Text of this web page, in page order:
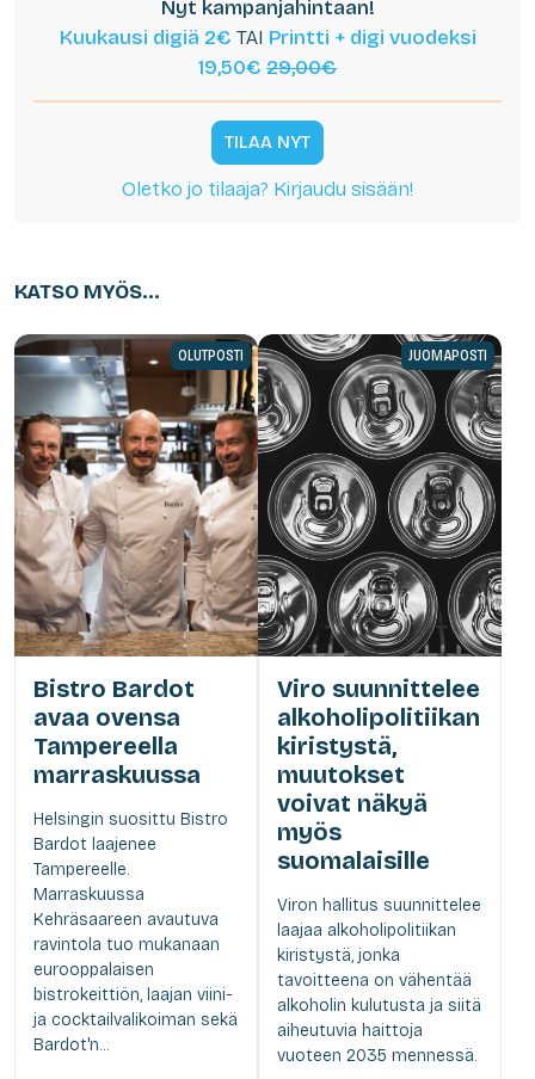
Nyt kampanjahintaan!
Kuukausi digiä 2€ TAI Printti + digi vuodeksi
19,50€ 29,00€
TILAA NYT
Oletko jo tilaaja? Kirjaudu sisään!
KATSO MYÖS...
OLUTPOSTI
Bistro Bardot
avaa ovensa
Tampereella
marraskuussa
Helsingin suosittu Bistro
Bardot laajenee
Tampereelle.
Marraskuussa
Kehräsaareen avautuva
ravintola tuo mukanaan
eurooppalaisen
bistrokeittiön, laajan viini-
ja cocktailvalikoiman sekä
Bardot'n...
JUOMAPOSTI
Viro suunnittelee
alkoholipolitiikan
kiristystä,
muutokset
voivat näkyä
myös
suomalaisille
Viron hallitus suunnittelee
laajaa alkoholipolitiikan
kiristystä, jonka
tavoitteena on vähentää
alkoholin kulutusta ja siitä
aiheutuvia haittoja
vuoteen 2035 mennessä.